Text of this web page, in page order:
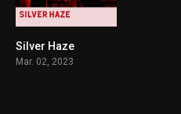
Silver Haze
Mar. 02, 2023